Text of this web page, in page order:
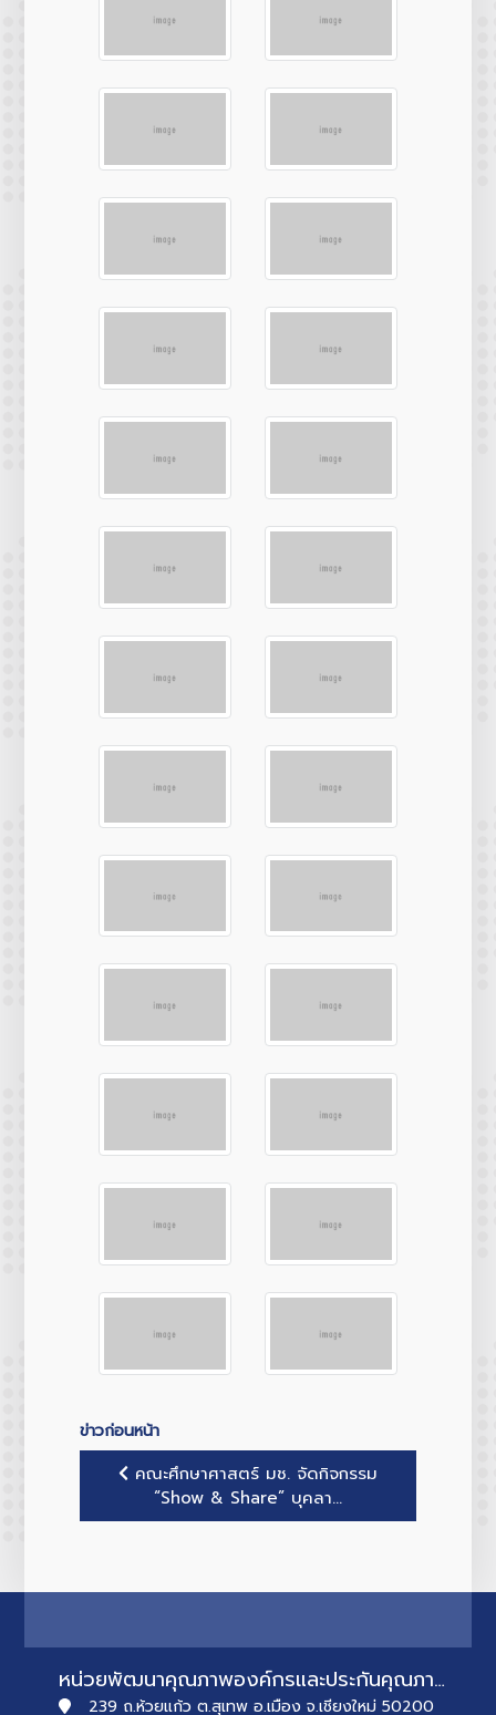
ข่าวก่อนหน้า
คณะศึกษาศาสตร์ มช. จัดกิจกรรม
“Show & Share” บุคลา...
หน่วยพัฒนาคุณภาพองค์กรและประกันคุณภาพการศึกษา
239 ถ.ห้วยแก้ว ต.สุเทพ อ.เมือง จ.เชียงใหม่ 50200